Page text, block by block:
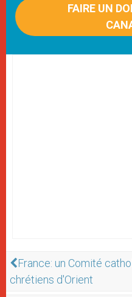
FAIRE UN
France: un Comité
chrétiens d'Orient